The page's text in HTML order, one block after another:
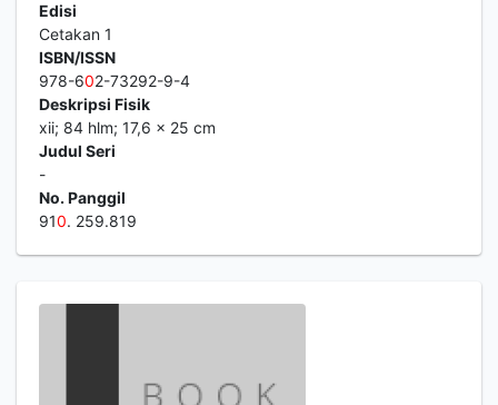
Edisi
Cetakan 1
ISBN/ISSN
978-602-73292-9-4
Deskripsi Fisik
xii; 84 hlm; 17,6 x 25 cm
Judul Seri
-
No. Panggil
910. 259.819